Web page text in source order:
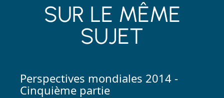
SUR LE MÊME
SUJET
Perspectives mondiales 2014 -
Cinquième partie